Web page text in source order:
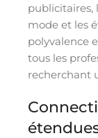
publicitaires,
mode et les
polyvalence
tous les
recherchant